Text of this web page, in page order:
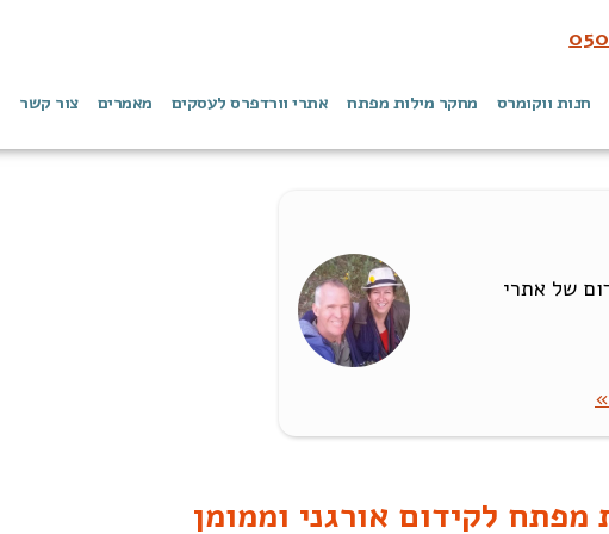
חנות ווקומרס מחקר מילות מפתח אתרי וורדפרס לעסקים מאמרים צור קשר
של אתרי
לקידום אורגני וממומן